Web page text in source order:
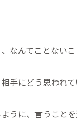
なんてことない
手にどう思われ
うに、言うこと